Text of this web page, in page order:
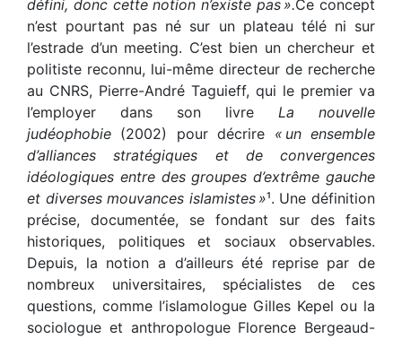
défini, donc cette notion n’existe pas ».Ce concept
n’est pourtant pas né sur un plateau télé ni sur
l’estrade d’un meeting. C’est bien un chercheur et
politiste reconnu, lui-même directeur de recherche
au CNRS, Pierre-André Taguieff, qui le premier va
l’employer dans son livre La nouvelle
judéophobie (2002) pour décrire « un ensemble
d’alliances stratégiques et de convergences
idéologiques entre des groupes d’extrême gauche
et diverses mouvances islamistes »¹. Une définition
précise, documentée, se fondant sur des faits
historiques, politiques et sociaux observables.
Depuis, la notion a d’ailleurs été reprise par de
nombreux universitaires, spécialistes de ces
questions, comme l’islamologue Gilles Kepel ou la
sociologue et anthropologue Florence Bergeaud-